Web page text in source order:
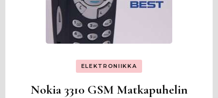
ELEKTRONIIKKA
Nokia 3310 GSM Matkapuhelin